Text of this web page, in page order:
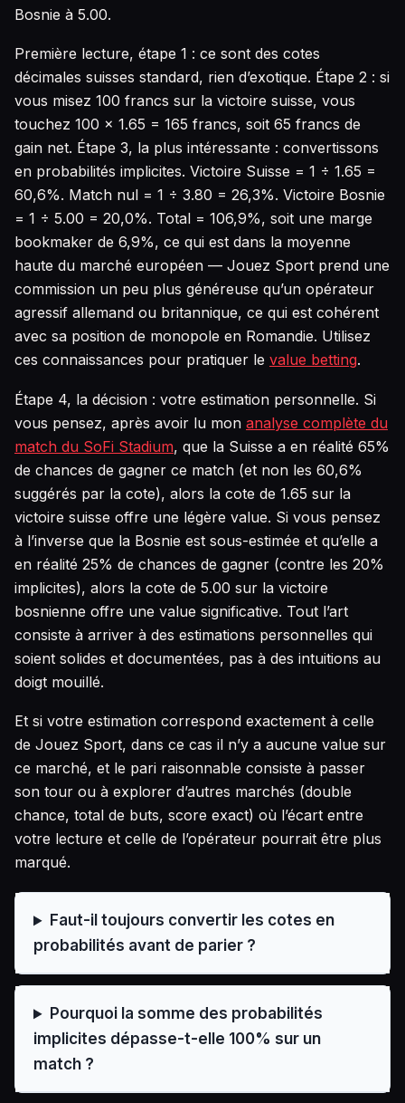
Bosnie à 5.00.
Première lecture, étape 1 : ce sont des cotes
décimales suisses standard, rien d’exotique. Étape 2 : si
vous misez 100 francs sur la victoire suisse, vous
touchez 100 × 1.65 = 165 francs, soit 65 francs de
gain net. Étape 3, la plus intéressante : convertissons
en probabilités implicites. Victoire Suisse = 1 ÷ 1.65 =
60,6%. Match nul = 1 ÷ 3.80 = 26,3%. Victoire Bosnie
= 1 ÷ 5.00 = 20,0%. Total = 106,9%, soit une marge
bookmaker de 6,9%, ce qui est dans la moyenne
haute du marché européen — Jouez Sport prend une
commission un peu plus généreuse qu’un opérateur
agressif allemand ou britannique, ce qui est cohérent
avec sa position de monopole en Romandie. Utilisez
ces connaissances pour pratiquer le value betting.
Étape 4, la décision : votre estimation personnelle. Si
vous pensez, après avoir lu mon analyse complète du
match du SoFi Stadium, que la Suisse a en réalité 65%
de chances de gagner ce match (et non les 60,6%
suggérés par la cote), alors la cote de 1.65 sur la
victoire suisse offre une légère value. Si vous pensez
à l’inverse que la Bosnie est sous-estimée et qu’elle a
en réalité 25% de chances de gagner (contre les 20%
implicites), alors la cote de 5.00 sur la victoire
bosnienne offre une value significative. Tout l’art
consiste à arriver à des estimations personnelles qui
soient solides et documentées, pas à des intuitions au
doigt mouillé.
Et si votre estimation correspond exactement à celle
de Jouez Sport, dans ce cas il n’y a aucune value sur
ce marché, et le pari raisonnable consiste à passer
son tour ou à explorer d’autres marchés (double
chance, total de buts, score exact) où l’écart entre
votre lecture et celle de l’opérateur pourrait être plus
marqué.
Faut-il toujours convertir les cotes en
probabilités avant de parier ?
Pourquoi la somme des probabilités
implicites dépasse-t-elle 100% sur un
match ?